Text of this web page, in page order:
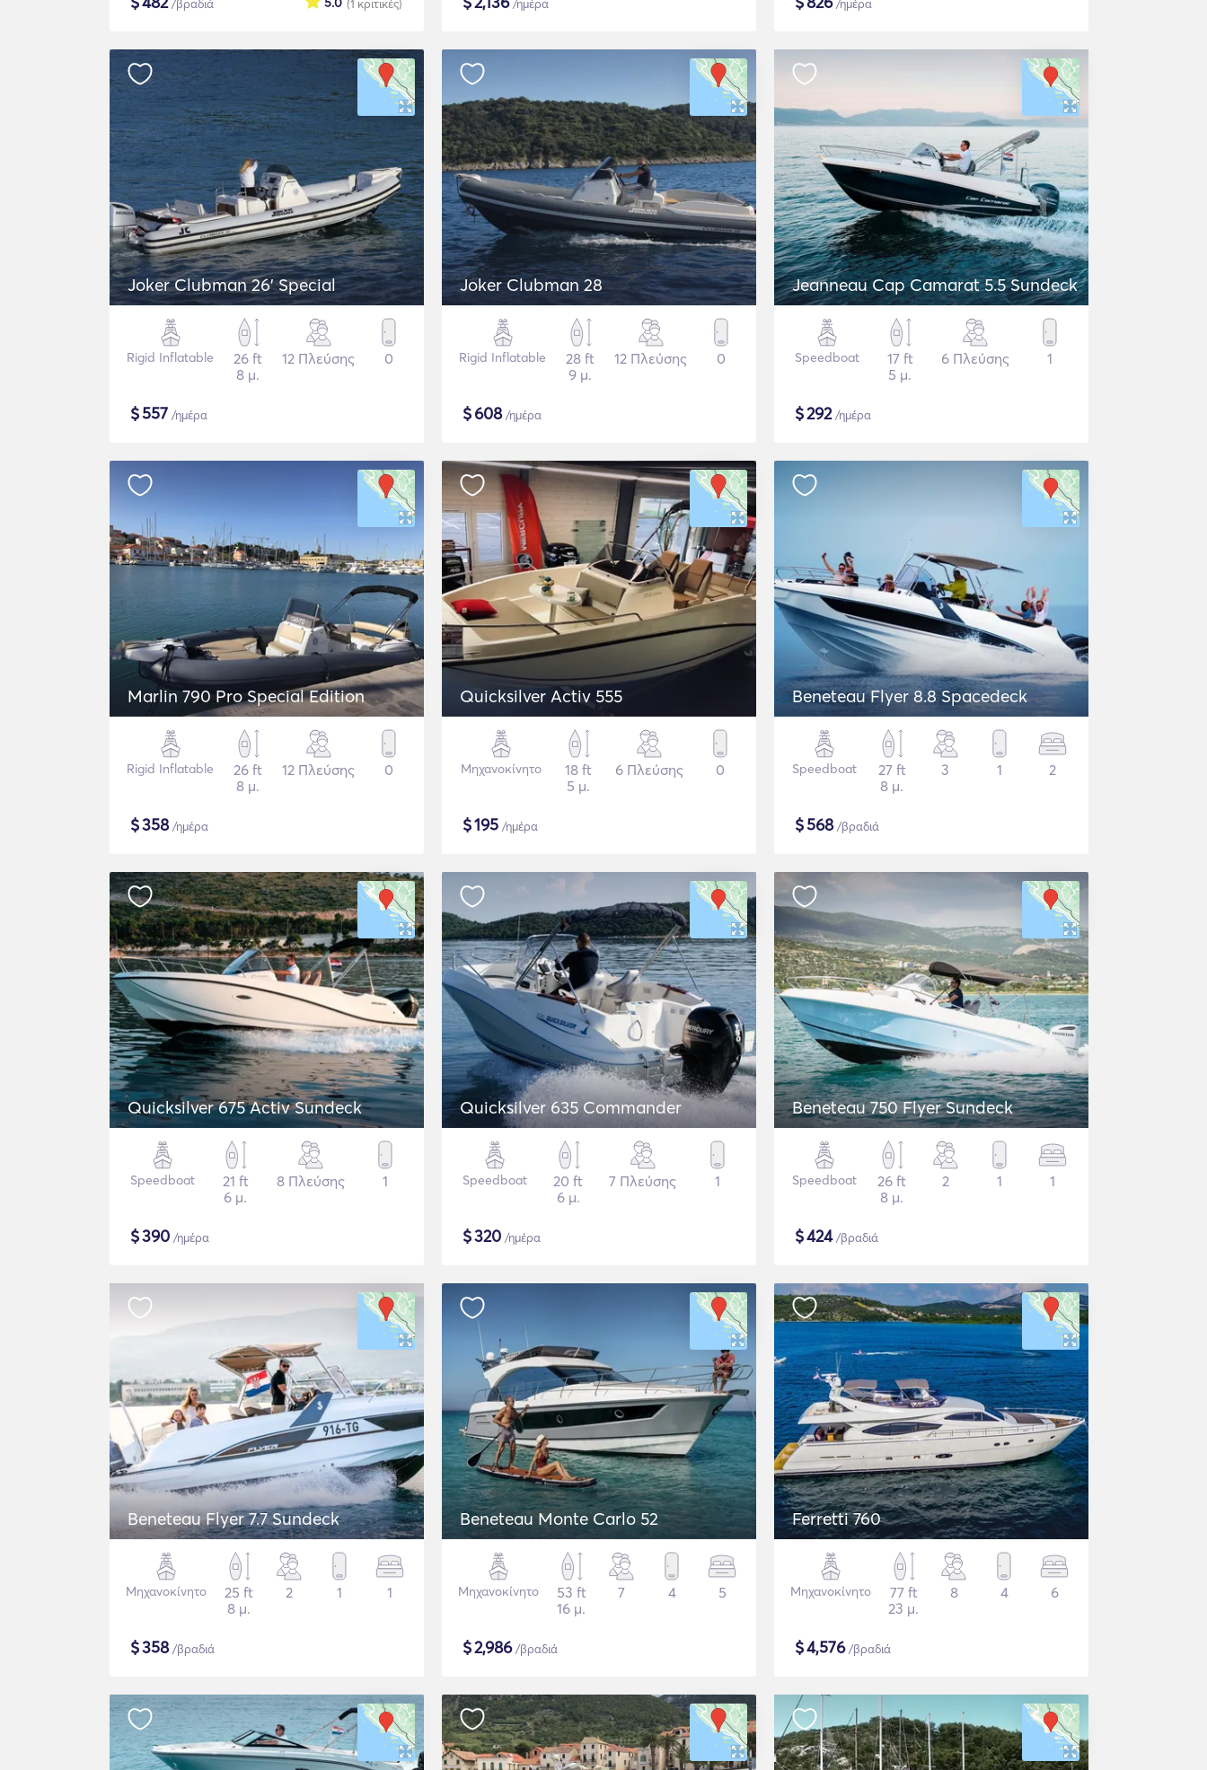
/βραδιά (1 κριτικές) /ημέρα /ημέρα
Joker Clubman 26' Special
Rigid Inflatable
26 ft
8 μ.
12 Πλεύσης 0
$557 /ημέρα
Joker Clubman 28
Rigid Inflatable
28 ft
9 μ.
12 Πλεύσης 0
$608/ημέρα
Jeanneau Cap Camarat 5.5 Sundeck
Speedboat
17 ft
5 μ.
6 Πλεύσης 1
$292/ημέρα
Marlin 790 Pro Special Edition
Rigid Inflatable
26 ft
8 μ.
12 Πλεύσης 0
$358/ημέρα
Quicksilver Activ 555
Μηχανοκίνητο
18 ft
5 μ.
6 Πλεύσης 0
$195 /ημέρα
Beneteau Flyer 8.8 Spacedeck
Speedboat
27 ft
8 μ.
3 1 2
$568/βραδιά
Quicksilver 675 Activ Sundeck
Speedboat
21 ft
6 μ.
8 Πλεύσης 1
$390 /ημέρα
Quicksilver 635 Commander
Speedboat
20 ft
6 μ.
7 Πλεύσης 1
$320 /ημέρα
Beneteau 750 Flyer Sundeck
Speedboat
26 ft
8 μ.
2 1 1
$424/βραδιά
Beneteau Flyer 7.7 Sundeck
Μηχανοκίνητο
25 ft
8 μ.
2 1 1
$358/βραδιά
Beneteau Monte Carlo 52
Μηχανοκίνητο
53 ft
16 μ.
7 4 5
$2,986/βραδιά
Ferretti 760
Μηχανοκίνητο
77 ft
23 μ.
8 4 6
$4,576/βραδιά